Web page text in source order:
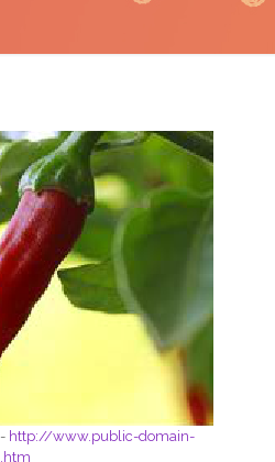
http://www.public-domain-